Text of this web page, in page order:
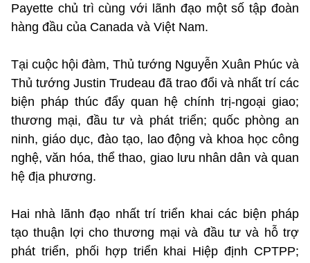
Payette chủ trì cùng với lãnh đạo một số tập đoàn
hàng đầu của Canada và Việt Nam.
Tại cuộc hội đàm, Thủ tướng Nguyễn Xuân Phúc và
Thủ tướng Justin Trudeau đã trao đổi và nhất trí các
biện pháp thúc đẩy quan hệ chính trị-ngoại giao;
thương mại, đầu tư và phát triển; quốc phòng an
ninh, giáo dục, đào tạo, lao động và khoa học công
nghệ, văn hóa, thể thao, giao lưu nhân dân và quan
hệ địa phương.
Hai nhà lãnh đạo nhất trí triển khai các biện pháp
tạo thuận lợi cho thương mại và đầu tư và hỗ trợ
phát triển, phối hợp triển khai Hiệp định CPTPP;